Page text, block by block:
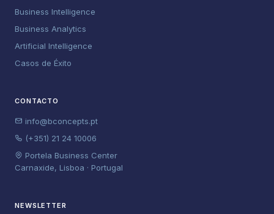
Business Intelligence
Business Analytics
Artificial Intelligence
Casos de Éxito
CONTACTO
info@bconcepts.pt
(+351) 21 24 10006
Portela Business Center
Carnaxide, Lisboa · Portugal
NEWSLETTER